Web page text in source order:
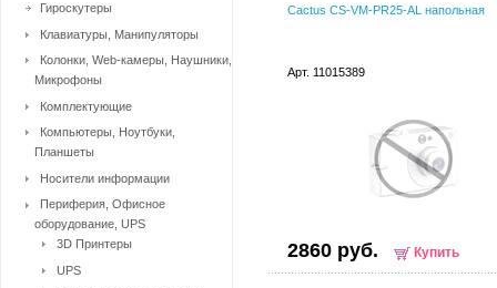
Cactus CS-VM-PR25-AL напольная
Арт. 11015389
2860 руб. Купить
Гироскутеры
Клавиатуры, Манипуляторы
Колонки, Web-камеры, Наушники,
Микрофоны
Комплектующие
Компьютеры, Ноутбуки,
Планшеты
Носители информации
Периферия, Офисное
оборудование, UPS
3D Принтеры
UPS